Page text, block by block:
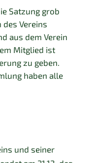
Satzung grob
Vereins
aus dem Verein
Mitglied ist
zu geben.
haben alle
und seiner